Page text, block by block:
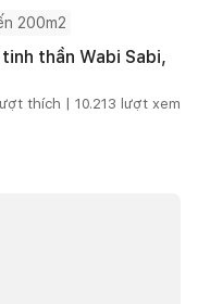
200m2
thần Wabi Sabi,
lượt thích | 10.213 lượt xem